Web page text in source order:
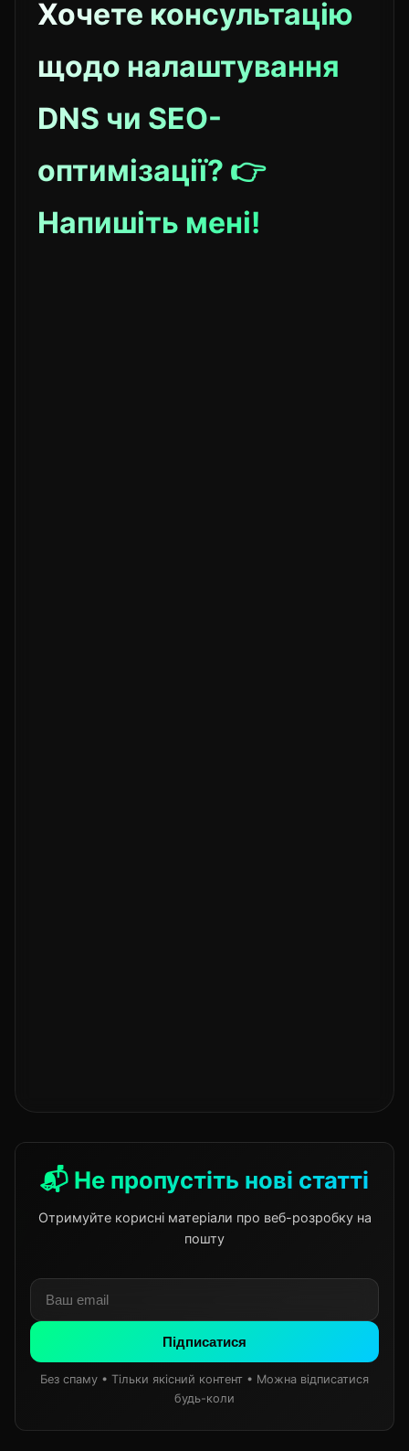
Хочете консультацію
щодо налаштування
DNS чи SEO-
оптимізації? 👉
Напишіть мені!
📬 Не пропустіть нові статті
Отримуйте корисні матеріали про веб-розробку на
пошту
Підписатися
Без спаму • Тільки якісний контент • Можна відписатися
будь-коли